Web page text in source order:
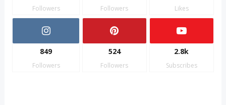
Likes
Followers
Followers
2.8k
Subscribes
524
Followers
849
Followers